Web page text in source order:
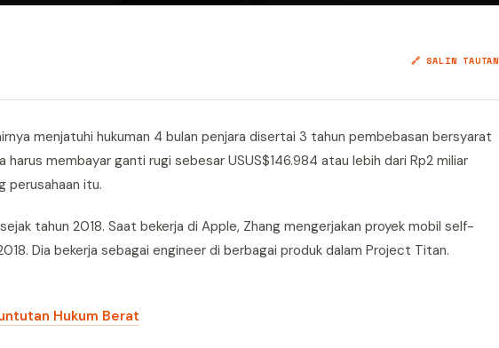
🔗 SALIN TAUTAN
menjatuhi hukuman 4 bulan penjara disertai 3 tahun pembebasan bersyarat
harus membayar ganti rugi sebesar USUS$146.984 atau lebih dari Rp2 miliar
perusahaan itu.
tahun 2018. Saat bekerja di Apple, Zhang mengerjakan proyek mobil self-
Dia bekerja sebagai engineer di berbagai produk dalam Project Titan.
Hukum Berat